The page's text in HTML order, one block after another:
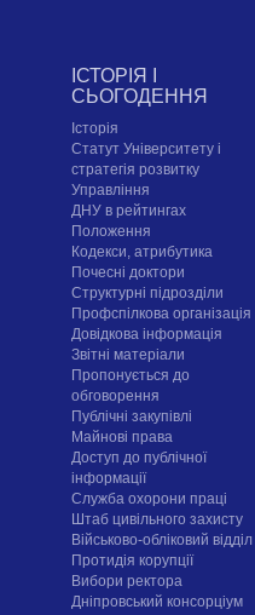
ІСТОРІЯ І
СЬОГОДЕННЯ
Історія
Статут Університету і
стратегія розвитку
Управління
ДНУ в рейтингах
Положення
Кодекси, атрибутика
Почесні доктори
Структурні підрозділи
Профспілкова організація
Довідкова інформація
Звітні матеріали
Пропонується до
обговорення
Публічні закупівлі
Майнові права
Доступ до публічної
інформації
Служба охорони праці
Штаб цивільного захисту
Військово-обліковий відділ
Протидія корупції
Вибори ректора
Дніпровський консорціум